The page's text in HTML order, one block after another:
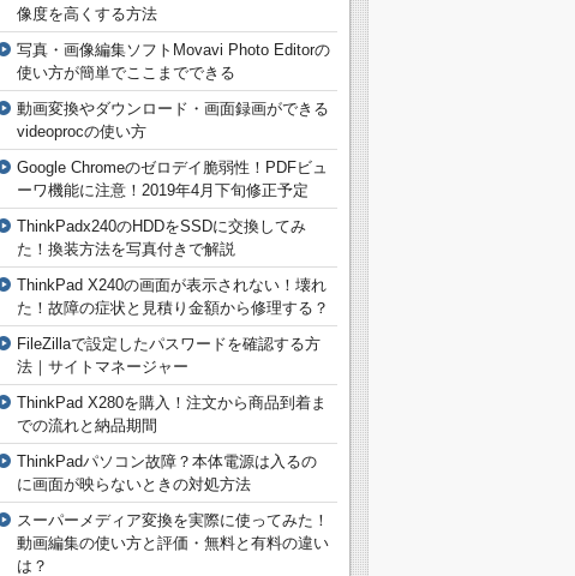
像度を高くする方法
写真・画像編集ソフトMovavi Photo Editorの
使い方が簡単でここまでできる
動画変換やダウンロード・画面録画ができる
videoprocの使い方
Google Chromeのゼロデイ脆弱性！PDFビュ
ーワ機能に注意！2019年4月下旬修正予定
ThinkPadx240のHDDをSSDに交換してみ
た！換装方法を写真付きで解説
ThinkPad X240の画面が表示されない！壊れ
た！故障の症状と見積り金額から修理する？
FileZillaで設定したパスワードを確認する方
法｜サイトマネージャー
ThinkPad X280を購入！注文から商品到着ま
での流れと納品期間
ThinkPadパソコン故障？本体電源は入るの
に画面が映らないときの対処方法
スーパーメディア変換を実際に使ってみた！
動画編集の使い方と評価・無料と有料の違い
は？